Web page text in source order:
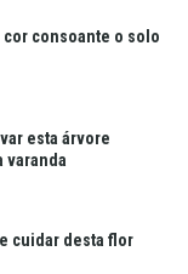
cor consoante o solo
esta árvore
varanda
cuidar desta flor